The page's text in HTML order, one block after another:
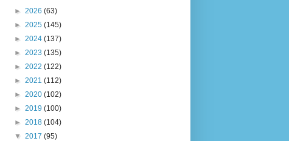
► 2026 (63)
► 2025 (145)
► 2024 (137)
► 2023 (135)
► 2022 (122)
► 2021 (112)
► 2020 (102)
► 2019 (100)
► 2018 (104)
▼ 2017 (95)